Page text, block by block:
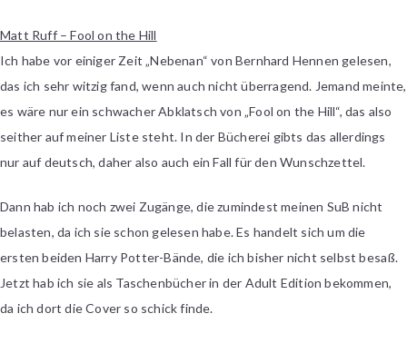
Matt Ruff – Fool on the Hill
Ich habe vor einiger Zeit „Nebenan“ von Bernhard Hennen gelesen,
das ich sehr witzig fand, wenn auch nicht überragend. Jemand meinte,
es wäre nur ein schwacher Abklatsch von „Fool on the Hill“, das also
seither auf meiner Liste steht. In der Bücherei gibts das allerdings
nur auf deutsch, daher also auch ein Fall für den Wunschzettel.
Dann hab ich noch zwei Zugänge, die zumindest meinen SuB nicht
belasten, da ich sie schon gelesen habe. Es handelt sich um die
ersten beiden Harry Potter-Bände, die ich bisher nicht selbst besaß.
Jetzt hab ich sie als Taschenbücher in der Adult Edition bekommen,
da ich dort die Cover so schick finde.